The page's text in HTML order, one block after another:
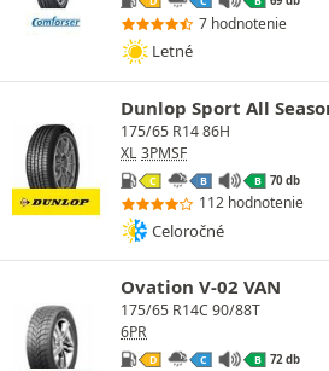
7 hodnotenie
Letné
Dunlop Sport All
175/65 R14 86H
XL 3PMSF
C B B 70 db
112 hodnotenie
Celoročné
Ovation V-02 VAN
175/65 R14C 90/88T
6PR
D C B 72 db